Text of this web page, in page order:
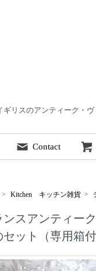
リスのアンティーク・
Contact
> Kitchen キッチン雑貨 >
ンスアンティー
セット（専用箱付